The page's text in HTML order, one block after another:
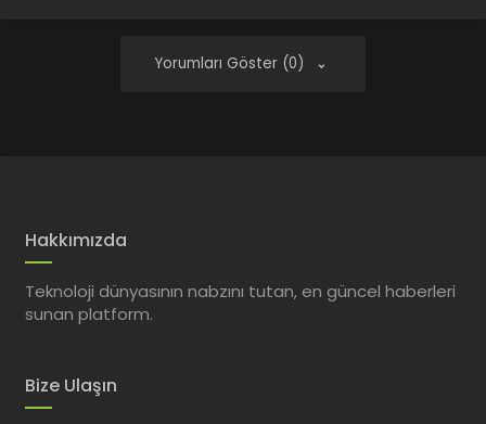
Yorumları Göster (0)
Hakkımızda
Teknoloji dünyasının nabzını tutan, en güncel haberleri
sunan platform.
Bize Ulaşın